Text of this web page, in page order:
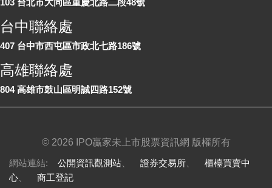
103 台北市大同區重慶北路二段48號
台中聯絡處
407 台中市西屯區市政北七路186號
高雄聯絡處
804 高雄市鼓山區明誠四路152號
© 2026 IPO贏家未上市股票資訊網 版權所有
網站連結: 公開資訊觀測站 證券交易所
櫃檯買賣中
心
商工登記